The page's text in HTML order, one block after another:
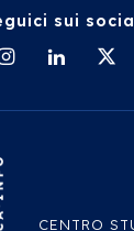
sui
CENTRO